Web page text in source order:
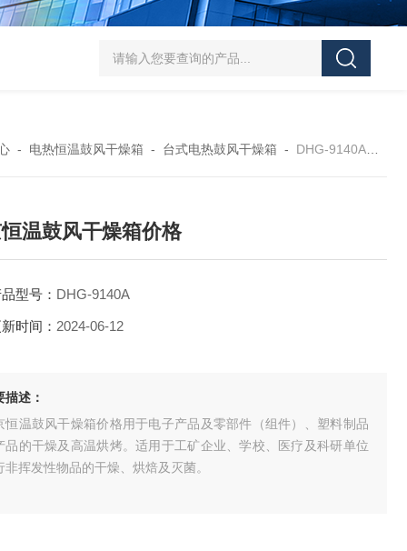
HT/SC-800砂尘试验机厂家 HT/GDSJ-80天津小型高低温交变湿热试验
- 电热恒温鼓风干燥箱 - 台式电热鼓风干燥箱 - DHG-9140A北京恒温鼓风干燥箱价格
温鼓风干燥箱价格
型号： DHG-9140A
时间： 2024-06-12
描述：
恒温鼓风干燥箱价格用于电子产品及零部件（组件）、塑料制品
品的干燥及高温烘烤。适用于工矿企业、学校、医疗及科研单位
非挥发性物品的干燥、烘焙及灭菌。